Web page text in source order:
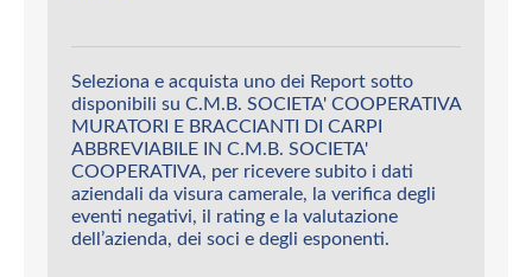
Seleziona e acquista uno dei Report sotto
disponibili su C.M.B. SOCIETA' COOPERATIVA
MURATORI E BRACCIANTI DI CARPI
ABBREVIABILE IN C.M.B. SOCIETA'
COOPERATIVA, per ricevere subito i dati
aziendali da visura camerale, la verifica degli
eventi negativi, il rating e la valutazione
dell’azienda, dei soci e degli esponenti.